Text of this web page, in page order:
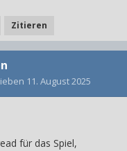
Zitieren
11. August 2025
für das Spiel,